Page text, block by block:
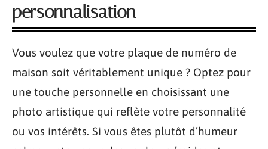
personnalisation
Vous voulez que votre plaque de numéro de
maison soit véritablement unique ? Optez pour
une touche personnelle en choisissant une
photo artistique qui reflète votre personnalité
ou vos intérêts. Si vous êtes plutôt d’humeur